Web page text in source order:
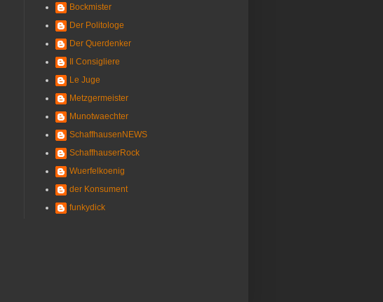
Bockmister
Der Politologe
Der Querdenker
Il Consigliere
Le Juge
Metzgermeister
Munotwaechter
SchaffhausenNEWS
SchaffhauserRock
Wuerfelkoenig
der Konsument
funkydick